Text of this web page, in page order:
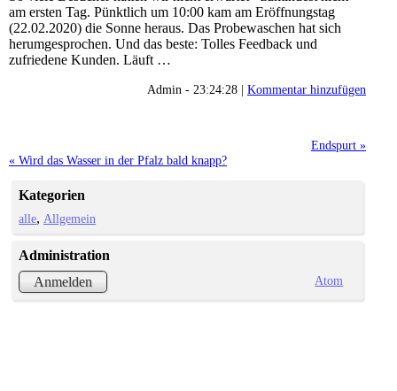
am ersten Tag. Pünktlich um 10:00 kam am Eröffnungstag
(22.02.2020) die Sonne heraus. Das Probewaschen hat sich
herumgesprochen. Und das beste: Tolles Feedback und
zufriedene Kunden. Läuft …
Admin - 23:24:28 | Kommentar hinzufügen
Endspurt »
« Wird das Wasser in der Pfalz bald knapp?
Kategorien
alle Allgemein
Administration
Anmelden
Atom